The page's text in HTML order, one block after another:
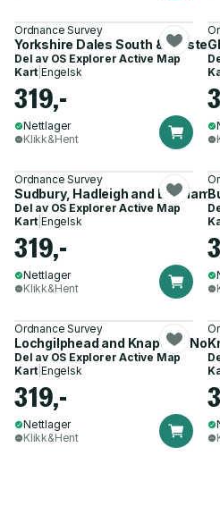
Ordnance Survey
Yorkshire Dales South & Western
Del av OS Explorer Active Map
Kart |Engelsk
319,-
Nettlager
Klikk&Hent
Ordnance Survey
Sudbury, Hadleigh and Dedham
Del av OS Explorer Active Map
Kart |Engelsk
319,-
Nettlager
Klikk&Hent
Ordnance Survey
Lochgilphead and Knapdale
Del av OS Explorer Active Map
Kart |Engelsk
319,-
Nettlager
Klikk&Hent